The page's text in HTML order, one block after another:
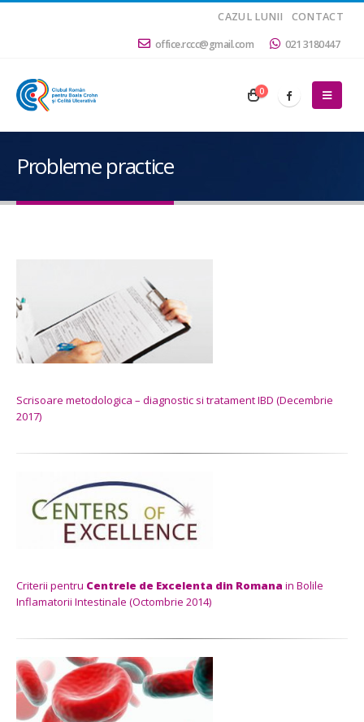
CAZUL LUNII
CONTACT
office.rccc@gmail.com
021 3180447
0
Probleme practice
Scrisoare metodologica – diagnostic si tratament IBD (Decembrie
2017)
Criterii pentru Centrele de Excelenta din Romana in Bolile
Inflamatorii Intestinale (Octombrie 2014)